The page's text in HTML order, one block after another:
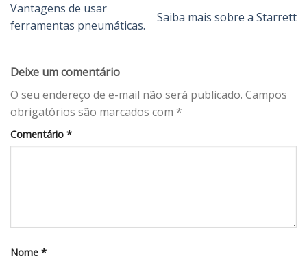
Vantagens de usar
ferramentas pneumáticas.
Saiba mais sobre a Starrett
Deixe um comentário
O seu endereço de e-mail não será publicado. Campos
obrigatórios são marcados com *
Comentário *
Nome *